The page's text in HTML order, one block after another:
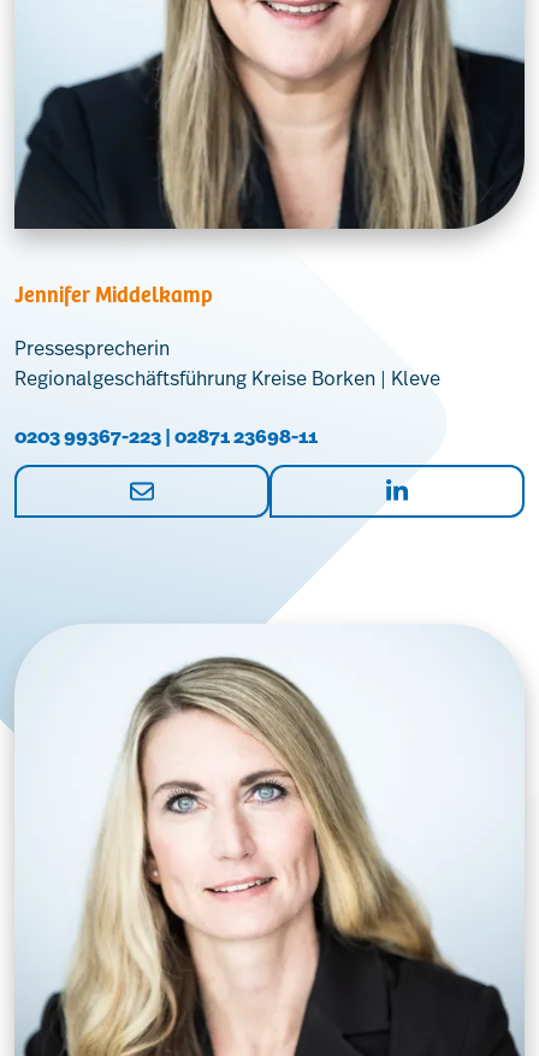
Jennifer Middelkamp
Pressesprecherin
Regionalgeschäftsführung Kreise Borken | Kleve
0203 99367-223 | 02871 23698-11